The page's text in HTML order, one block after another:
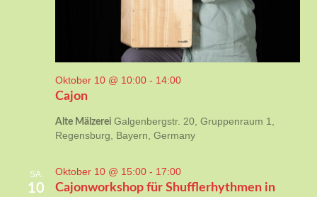
Cajon
Oktober 10 @ 10:00 - 14:00
Alte Mälzerei Galgenbergstr. 20, Gruppenraum 1,
Regensburg, Bayern, Germany
SA.
10
Cajonworkshop für Shufflerhythmen in
Oktober 10 @ 15:00 - 17:00